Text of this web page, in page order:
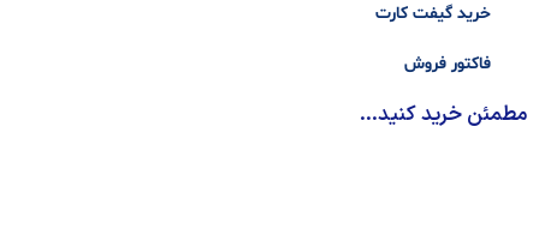
خرید گیفت کارت
فاکتور فروش
مطمئن خرید کنید...